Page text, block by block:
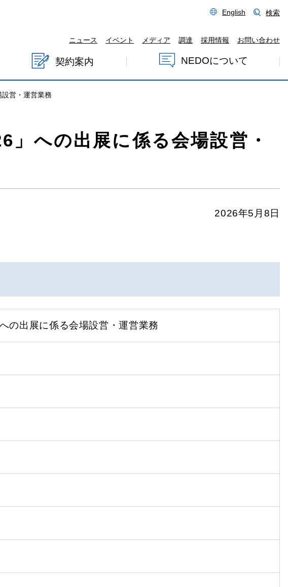
English 検索
ニュース イベント メディア 調達 採用情報 お問い合わせ
契約案内 NEDOについて
営・運営業務
」への出展に係る会場設営・
2026年5月8日
の出展に係る会場設営・運営業務